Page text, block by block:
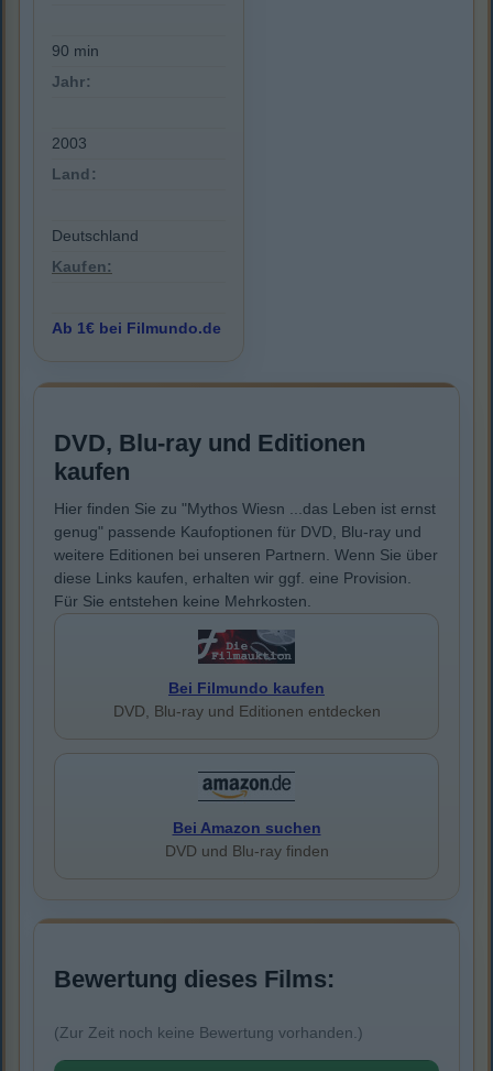
90 min
Jahr:
2003
Land:
Deutschland
Kaufen:
Ab 1€ bei Filmundo.de
DVD, Blu-ray und Editionen
kaufen
Hier finden Sie zu "Mythos Wiesn ...das Leben ist ernst
genug" passende Kaufoptionen für DVD, Blu-ray und
weitere Editionen bei unseren Partnern. Wenn Sie über
diese Links kaufen, erhalten wir ggf. eine Provision.
Für Sie entstehen keine Mehrkosten.
Bei Filmundo kaufen
DVD, Blu-ray und Editionen entdecken
Bei Amazon suchen
DVD und Blu-ray finden
Bewertung dieses Films:
(Zur Zeit noch keine Bewertung vorhanden.)